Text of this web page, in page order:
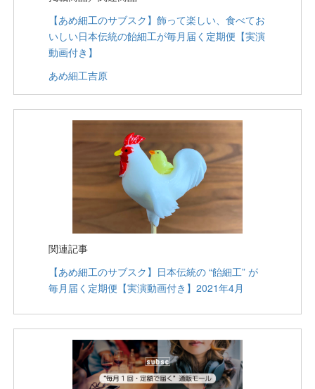
【あめ細工のサブスク】飾って楽しい、食べてお
いしい日本伝統の飴細工が毎月届く定期便【実演
動画付き】
あめ細工吉原
関連記事
【あめ細工のサブスク】日本伝統の “飴細工” が
毎月届く定期便【実演動画付き】2021年4月